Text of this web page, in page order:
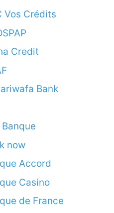
Vos Crédits
Credit
Bank
now
Accord
Casino
de France